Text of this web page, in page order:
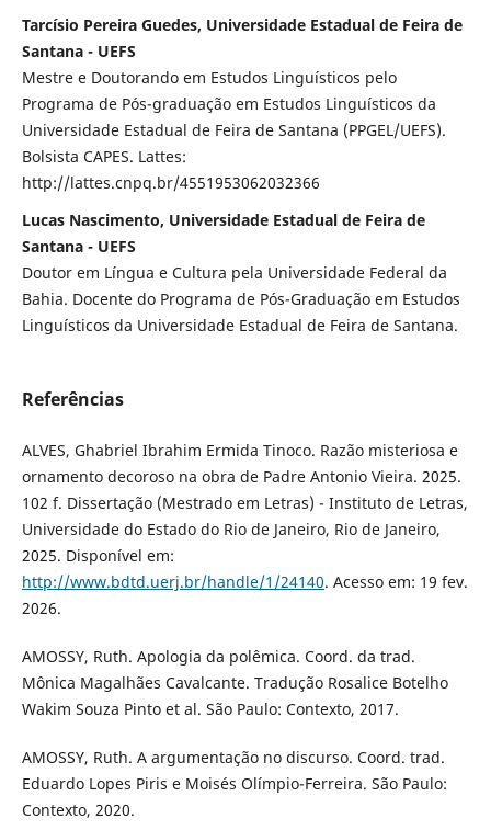
Tarcísio Pereira Guedes, Universidade Estadual de Feira de
Santana - UEFS
Mestre e Doutorando em Estudos Linguísticos pelo
Programa de Pós-graduação em Estudos Linguísticos da
Universidade Estadual de Feira de Santana (PPGEL/UEFS).
Bolsista CAPES. Lattes:
http://lattes.cnpq.br/4551953062032366
Lucas Nascimento, Universidade Estadual de Feira de
Santana - UEFS
Doutor em Língua e Cultura pela Universidade Federal da
Bahia. Docente do Programa de Pós-Graduação em Estudos
Linguísticos da Universidade Estadual de Feira de Santana.
Referências
ALVES, Ghabriel Ibrahim Ermida Tinoco. Razão misteriosa e
ornamento decoroso na obra de Padre Antonio Vieira. 2025.
102 f. Dissertação (Mestrado em Letras) - Instituto de Letras,
Universidade do Estado do Rio de Janeiro, Rio de Janeiro,
2025. Disponível em:
http://www.bdtd.uerj.br/handle/1/24140. Acesso em: 19 fev.
2026.
AMOSSY, Ruth. Apologia da polêmica. Coord. da trad.
Mônica Magalhães Cavalcante. Tradução Rosalice Botelho
Wakim Souza Pinto et al. São Paulo: Contexto, 2017.
AMOSSY, Ruth. A argumentação no discurso. Coord. trad.
Eduardo Lopes Piris e Moisés Olímpio-Ferreira. São Paulo:
Contexto, 2020.